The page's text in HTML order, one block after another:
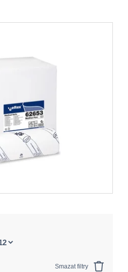
Smazat filtry